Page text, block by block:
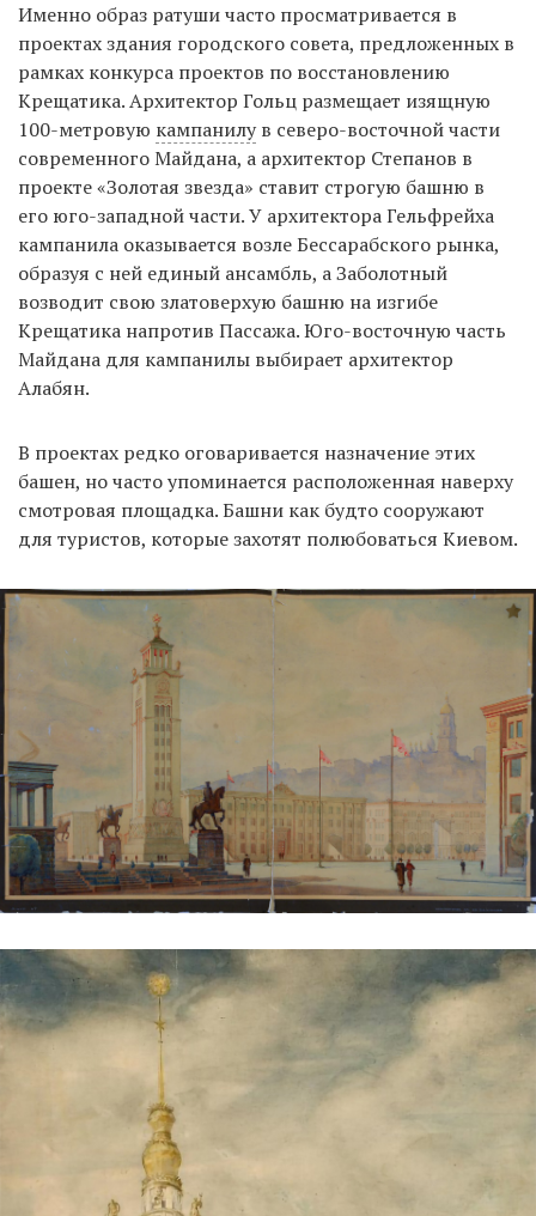
Именно образ ратуши часто просматривается в
проектах здания городского совета, предложенных в
рамках конкурса проектов по восстановлению
Крещатика. Архитектор Гольц размещает изящную
100-метровую кампанилув северо-восточной части
современного Майдана, а архитектор Степанов в
проекте «Золотая звезда» ставит строгую башню в
его юго-западной части. У архитектора Гельфрейха
кампанила оказывается возле Бессарабского рынка,
образуя с ней единый ансамбль, а Заболотный
возводит свою златоверхую башню на изгибе
Крещатика напротив Пассажа. Юго-восточную часть
Майдана для кампанилы выбирает архитектор
Алабян.
В проектах редко оговаривается назначение этих
башен, но часто упоминается расположенная наверху
смотровая площадка. Башни как будто сооружают
для туристов, которые захотят полюбоваться Киевом.